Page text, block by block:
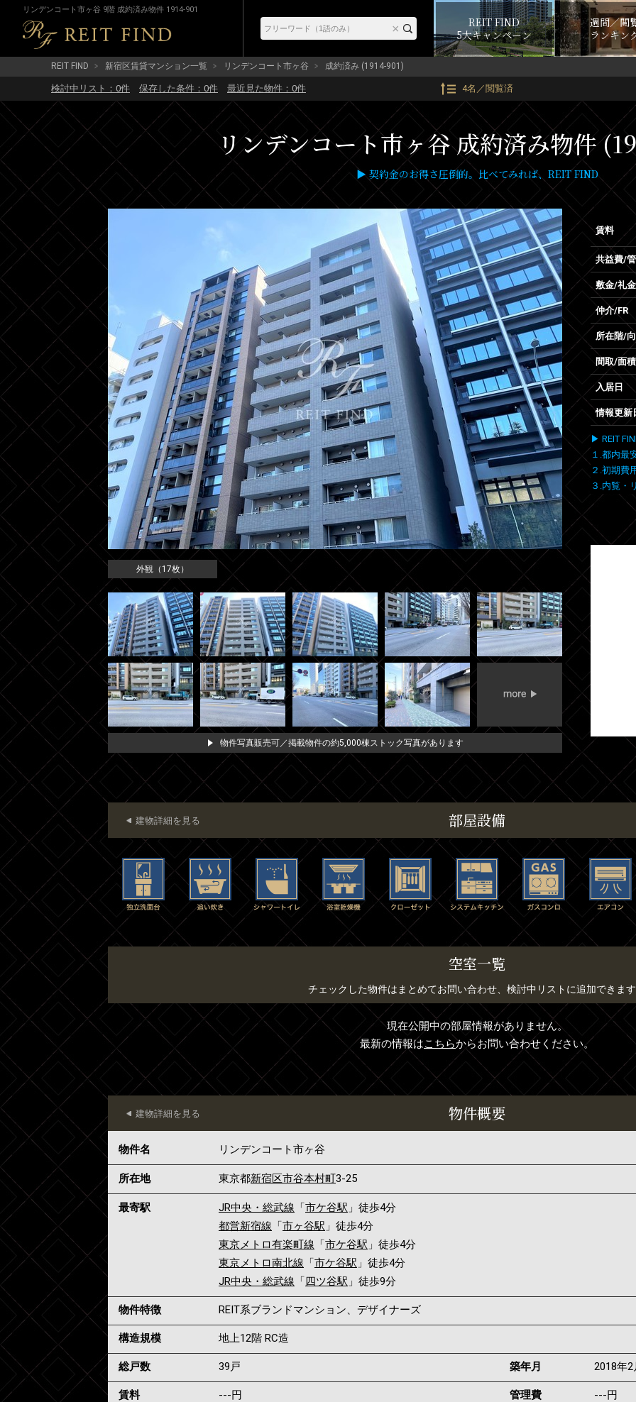
リンデンコート市ヶ谷 9階 成約済み物件 1914-901
REIT FIND
5大キャンペーン
週間／閲
ランキン
REIT FIND 新宿区賃貸マンション一覧 リンデンコート市ヶ谷 成約済み (1914-901)
検討中リスト： 0件 保存した条件： 0件 最近見た物件： 0件 4名／閲覧済
リンデンコート市ヶ谷 成約済み物件
▶ 契約金のお得さ圧倒的。比べてみれば、REIT FIND
外観（17枚）
物件写真販売可／掲載物件の約5,000棟ストック写真があります
賃料
共益費/
敷金/礼金
仲介/FR
所在階/
間取/面積
入居日
情報更新
▶ REIT
１.都内最
２.初期費
３.内覧・
部屋設備
建物詳細を見る
空室一覧
チェックした物件はまとめてお問い合わせ、検討中リストに追加できま
現在公開中の部屋情報がありません。
最新の情報はこちらからお問い合わせください。
物件概要
建物詳細を見る
物件名 リンデンコート市ヶ谷
所在地 東京都新宿区市谷本村町3-25
最寄駅 JR中央・総武線 「市ケ谷駅 」徒歩4分
都営新宿線 「市ヶ谷駅 」徒歩4分
東京メトロ有楽町線 「市ケ谷駅 」徒歩4分
東京メトロ南北線 「市ケ谷駅 」徒歩4分
JR中央・総武線 「四ツ谷駅 」徒歩9分
物件特徴 REIT系ブランドマンション、デザイナーズ
構造規模 地上12階 RC造
総戸数 39戸 築年月 2018年2
賃料 ---円 管理費 ---円